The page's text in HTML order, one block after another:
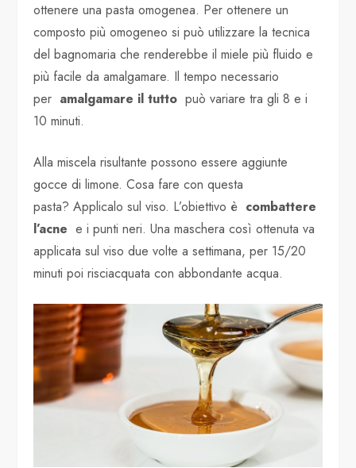
ottenere una pasta omogenea. Per ottenere un
composto più omogeneo si può utilizzare la tecnica
del bagnomaria che renderebbe il miele più fluido e
più facile da amalgamare. Il tempo necessario
per amalgamare il tutto può variare tra gli 8 e i
10 minuti.
Alla miscela risultante possono essere aggiunte
gocce di limone. Cosa fare con questa
pasta? Applicalo sul viso. L’obiettivo è combattere
l’acne e i punti neri. Una maschera così ottenuta va
applicata sul viso due volte a settimana, per 15/20
minuti poi risciacquata con abbondante acqua.